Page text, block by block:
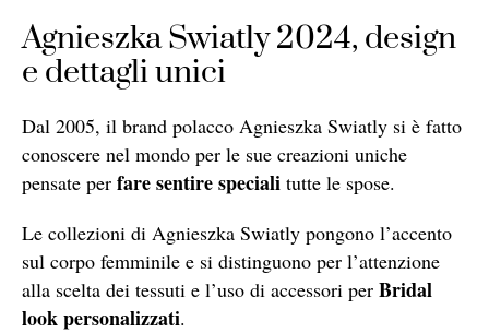
Agnieszka Swiatly 2024, design
e dettagli unici
Dal 2005, il brand polacco Agnieszka Swiatly si è fatto
conoscere nel mondo per le sue creazioni uniche
pensate per fare sentire speciali tutte le spose.
Le collezioni di Agnieszka Swiatly pongono l’accento
sul corpo femminile e si distinguono per l’attenzione
alla scelta dei tessuti e l’uso di accessori per Bridal
look personalizzati.